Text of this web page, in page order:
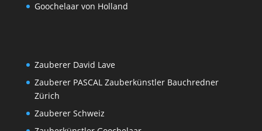
Goochelaar von Holland
Zauberer David Lave
Zauberer PASCAL Zauberkünstler Bauchredner
Zürich
Zauberer Schweiz